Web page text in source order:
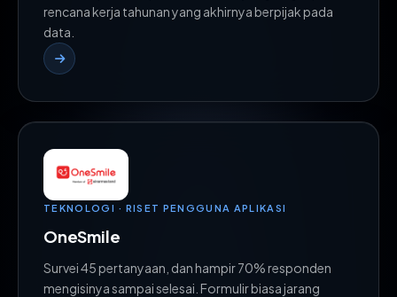
rencana kerja tahunan yang akhirnya berpijak pada
data.
TEKNOLOGI · RISET PENGGUNA APLIKASI
OneSmile
Survei 45 pertanyaan, dan hampir 70% responden
mengisinya sampai selesai. Formulir biasa jarang